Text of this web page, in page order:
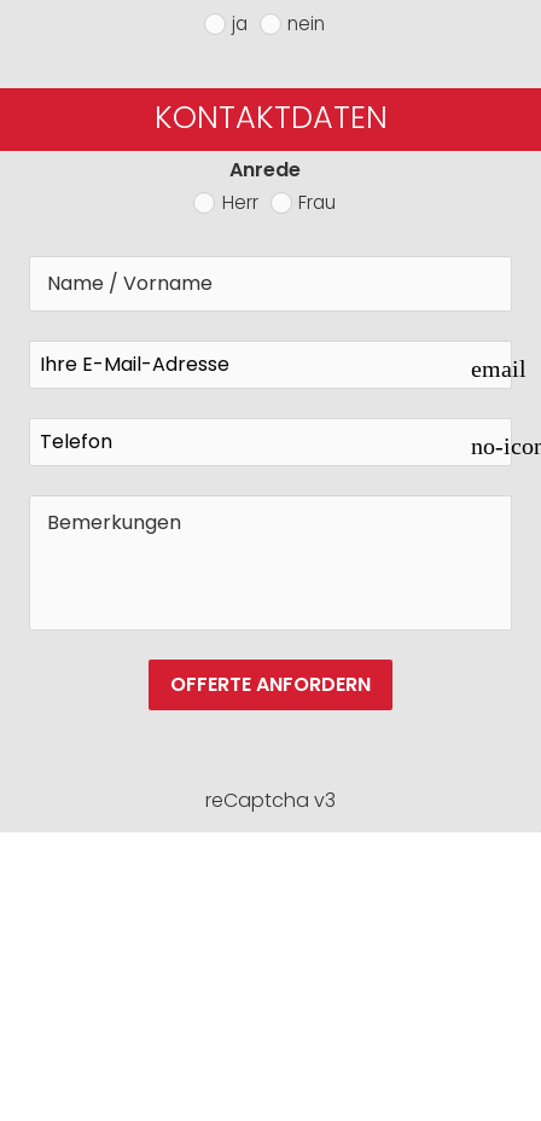
ja nein
KONTAKTDATEN
Anrede
Herr Frau
email
no-
OFFERTE ANFORDERN
reCaptcha v3